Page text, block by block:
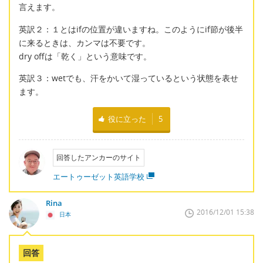
言えます。
英訳２：１とはifの位置が違いますね。このようにif節が後半
に来るときは、カンマは不要です。
dry offは「乾く」という意味です。
英訳３：wetでも、汗をかいて湿っているという状態を表せ
ます。
役に立った 5
回答したアンカーのサイト
エートゥーゼット英語学校
Rina
日本 2016/12/01 15:38
回答